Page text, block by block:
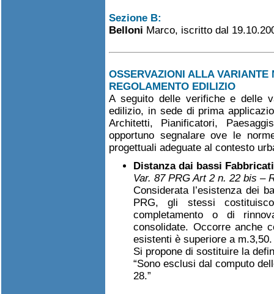
Sezione B:
Belloni Marco, iscritto dal
OSSERVAZIONI ALLA
REGOLAMENTO EDILIZIO
A seguito delle verifiche e delle
edilizio, in sede di prima
Architetti, Pianificatori,
opportuno segnalare ove le
progettuali adeguate al contesto
Distanza dai bassi Fabbricati
Var. 87 PRG Art 2 n. 22 bis –
Considerata l’esistenza dei
PRG, gli stessi
completamento o di
consolidate. Occorre anche
esistenti è superiore a m.3,50.
Si propone di sostituire la
“Sono esclusi dal computo
28.”